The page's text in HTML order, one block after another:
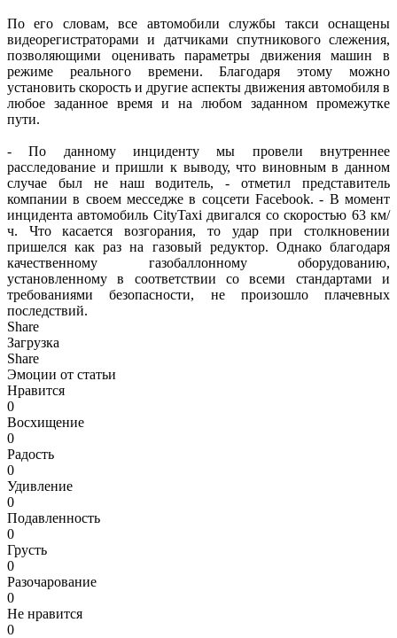
По его словам, все автомобили службы такси оснащены
видеорегистраторами и датчиками спутникового слежения,
позволяющими оценивать параметры движения машин в
режиме реального времени. Благодаря этому можно
установить скорость и другие аспекты движения автомобиля в
любое заданное время и на любом заданном промежутке
пути.
- По данному инциденту мы провели внутреннее
расследование и пришли к выводу, что виновным в данном
случае был не наш водитель, - отметил представитель
компании в своем месседже в соцсети Facebook. - В момент
инцидента автомобиль CityTaxi двигался со скоростью 63 км/
ч. Что касается возгорания, то удар при столкновении
пришелся как раз на газовый редуктор. Однако благодаря
качественному газобаллонному оборудованию,
установленному в соответствии со всеми стандартами и
требованиями безопасности, не произошло плачевных
последствий.
Share
Загрузка
Share
Эмоции от статьи
Нравится
0
Восхищение
0
Радость
0
Удивление
0
Подавленность
0
Грусть
0
Разочарование
0
Не нравится
0